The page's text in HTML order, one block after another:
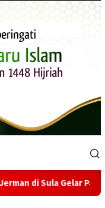
Gelar Pawai Akbar